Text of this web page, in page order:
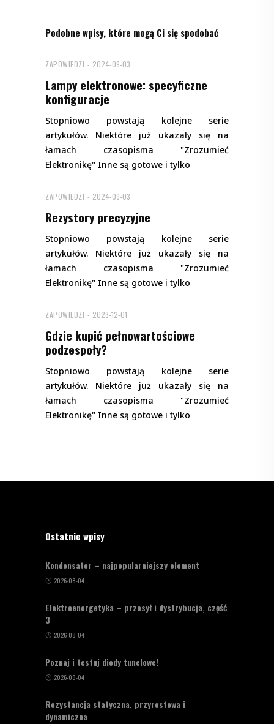
Podobne wpisy, które mogą Ci się spodobać
ZAPOWIEDZI 2024-09-03
Lampy elektronowe: specyficzne
konfiguracje
Stopniowo powstają kolejne serie
artykułów. Niektóre już ukazały się na
łamach czasopisma "Zrozumieć
Elektronikę" Inne są gotowe i tylko
ZAPOWIEDZI 2024-09-03
Rezystory precyzyjne
Stopniowo powstają kolejne serie
artykułów. Niektóre już ukazały się na
łamach czasopisma "Zrozumieć
Elektronikę" Inne są gotowe i tylko
ZAPOWIEDZI 2023-12-01
Gdzie kupić pełnowartościowe
podzespoły?
Stopniowo powstają kolejne serie
artykułów. Niektóre już ukazały się na
łamach czasopisma "Zrozumieć
Elektronikę" Inne są gotowe i tylko
Ostatnie wpisy
Kondensator – najpopularniejszy element
2026-08-04
Elektroenergetyka – przesył i dystrybucja, część
3
2026-08-04
Poznaj i testuj diody tunelowe!
2026-08-04
Rezystancja statyczna, przyrostowa i
dynamiczna